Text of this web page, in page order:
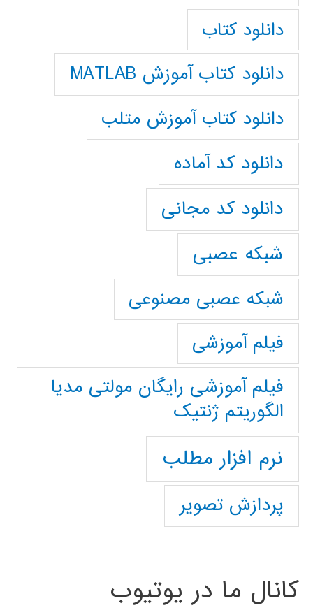
دانلود کتاب
دانلود کتاب آموزش MATLAB
دانلود کتاب آموزش متلب
دانلود کد آماده
دانلود کد مجانی
شبکه عصبی
شبکه عصبی مصنوعی
فیلم آموزشی
فیلم آموزشی رایگان مولتی مدیا
الگوریتم ژنتیک
نرم افزار مطلب
پردازش تصویر
کانال ما در یوتیوب